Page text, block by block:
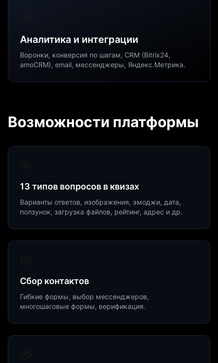
Аналитика и интеграции
Воронки, конверсия по шагам, CRM (Bitrix24,
amoCRM), email, мессенджеры, Яндекс.Метрика.
Возможности платформы
13 типов вопросов в квизах
Варианты ответов, изображения, эмоджи, дата,
ползунок, загрузка файлов, рейтинг, адрес и др.
Сбор контактов
Гибкие формы, выбор мессенджеров,
многошаговые формы, верификация.